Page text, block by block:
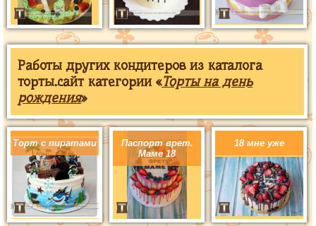
Работы других кондитеров из каталога
торты.сайт категории «Торты на день
рождения»
Торт с пиратами
Паспорт врет.
Маме 18
18 мне уже